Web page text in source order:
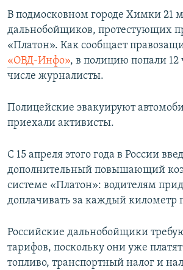
поискуИНФОГРАФИКА
ТЕЛЕПРОЕКТ КРЫМ.РЕАЛИИ
СОВЕТЫ ПРАВОЗАЩИТНИКОВ
ПРОПАВШИЕ БЕЗ ВЕСТИ
ПОБЕДИТЕЛЕЙ НЕ СУДЯТ?
КРЫМ.НЕПОКОРЕННЫЙ
УКРАИНСКАЯ ПРОБЛЕМА КРЫМА
КАК ОБОЙТИ БЛОКИРОВКУ
Українською
Qırımtatar
ПРИСОЕДИНЯЙТЕСЬ!
Все сайты RFE/RL
В подмосковном городе Химки 21
дальнобойщиков, протестующих
«Платон». Как сообщает
«ОВД-Инфо», в полицию попали 12
числе журналисты.
Полицейские эвакуируют
приехали активисты.
С 15 апреля этого года в России
дополнительный повышающий
системе «Платон»: водителям
доплачивать за каждый километр
Российские дальнобойщики
тарифов, поскольку они уже
топливо, транспортный налог и